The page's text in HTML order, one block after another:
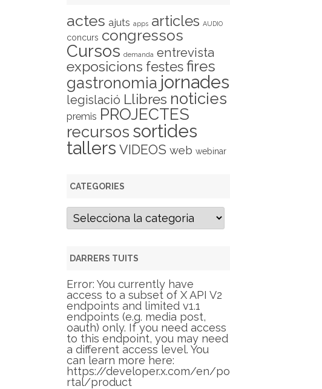
actes ajuts apps articles AUDIO
concurs congressos
Cursos demanda entrevista
exposicions festes fires
gastronomia jornades
legislació Llibres noticies
premis PROJECTES
recursos sortides
tallers VIDEOS web webinar
CATEGORIES
C
g
r
i
e
s
DARRERS TUITS
Error: You currently have
access to a subset of X API V2
endpoints and limited v1.1
endpoints (e.g. media post,
oauth) only. If you need access
to this endpoint, you may need
a different access level. You
can learn more here:
https://developer.x.com/en/po
rtal/product